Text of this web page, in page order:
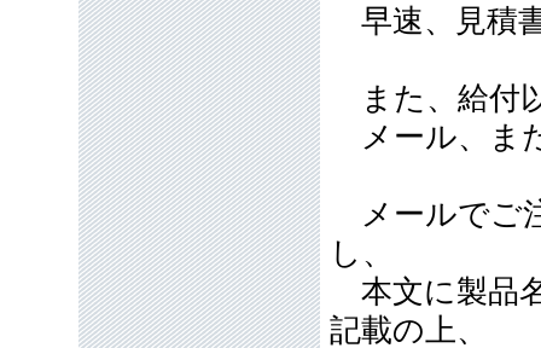
早速、見積
また、給付
メール、ま
メールでご
し、
本文に製品
記載の上、